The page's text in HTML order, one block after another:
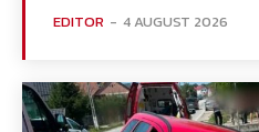
EDITOR - 4 AUGUST 2026